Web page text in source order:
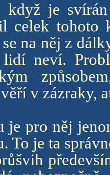
když je
celek tohoto
na něj z
lidí neví.
v zázraky,
je pro něj
To je ta